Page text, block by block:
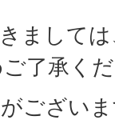
まして
了承く
ござい